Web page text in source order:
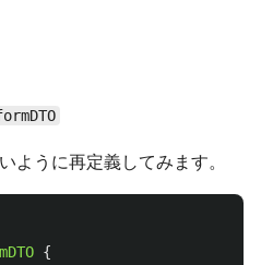
ように再定義してみます。
{